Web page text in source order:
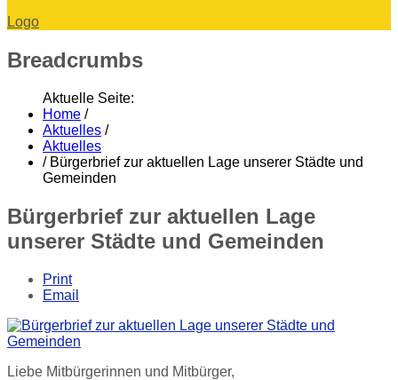
Logo
Breadcrumbs
Aktuelle Seite:
Home /
Aktuelles /
Aktuelles
/ Bürgerbrief zur aktuellen Lage unserer Städte und
Gemeinden
Bürgerbrief zur aktuellen Lage
unserer Städte und Gemeinden
Print
Email
Liebe Mitbürgerinnen und Mitbürger,